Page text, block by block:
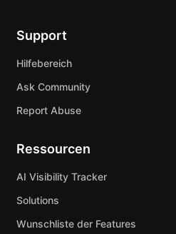
Support
Hilfebereich
Ask Community
Report Abuse
Ressourcen
AI Visibility Tracker
Solutions
Wunschliste der Features